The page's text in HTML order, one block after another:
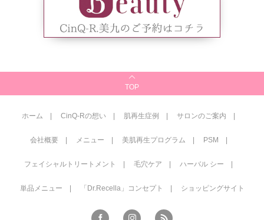
TOP
ホーム CinQ-Rの想い 肌再生症例 サロンのご案内
会社概要 メニュー 美肌再生プログラム PSM
フェイシャルトリートメント 毛穴ケア ハーバル シー
単品メニュー 「Dr.Recella」コンセプト ショッピングサイト